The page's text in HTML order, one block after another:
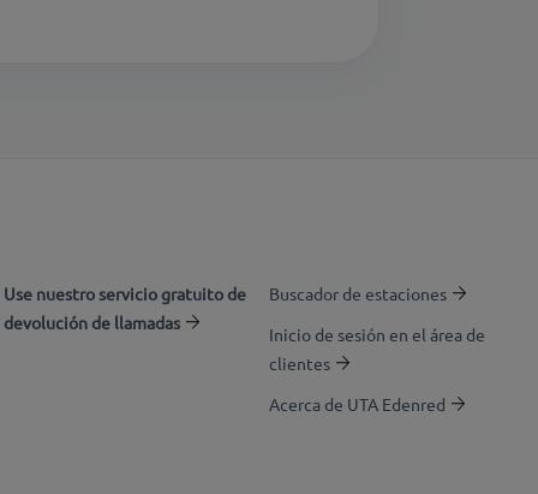
Use nuestro servicio gratuito de
devolución de llamadas
Buscador de estaciones
Inicio de sesión en el área de
clientes
Acerca de UTA Edenred